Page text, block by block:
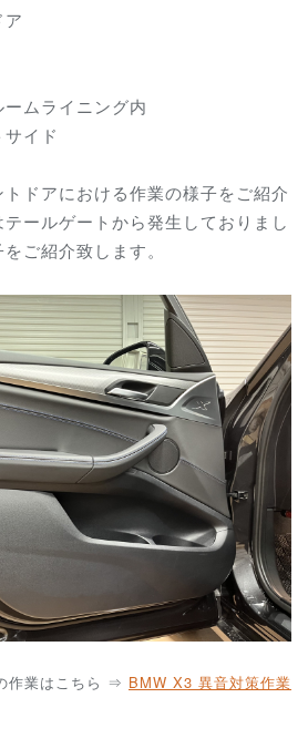
ムライニング内
イド
ドアにおける作業の様子をご紹介
ールゲートから発生しておりまし
ご紹介致します。
作業はこちら ⇒ BMW X3 異音対策作業